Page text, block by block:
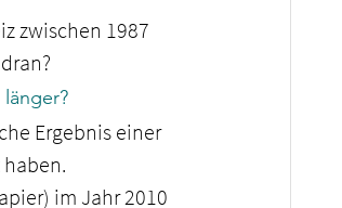
zwischen 1987
Ergebnis einer
im Jahr 2010